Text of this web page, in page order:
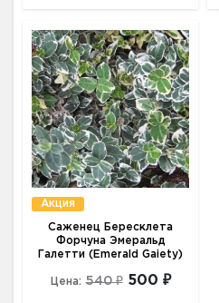
Акция
Саженец Бересклета
Форчуна Эмеральд
Галетти (Emerald Gaiety)
Цена: 540 ₽ 500 ₽